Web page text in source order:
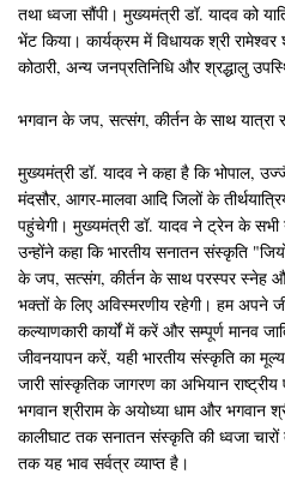
तथा ध्वजा सौंपी। मुख्यमंत्री डॉ. यादव को
भेंट किया। कार्यक्रम में विधायक श्री रामेश्वर
कोठारी, अन्य जनप्रतिनिधि और श्रद्धालु
भगवान के जप, सत्संग, कीर्तन के साथ यात्रा
मुख्यमंत्री डॉ. यादव ने कहा है कि भोपाल,
मंदसौर, आगर-मालवा आदि जिलों के
पहुंचेगी। मुख्यमंत्री डॉ. यादव ने ट्रेन के सभी
उन्होंने कहा कि भारतीय सनातन संस्कृति
के जप, सत्संग, कीर्तन के साथ परस्पर स्नेह
भक्तों के लिए अविस्मरणीय रहेगी। हम अपने
कल्याणकारी कार्यों में करें और सम्पूर्ण मानव
जीवनयापन करें, यही भारतीय संस्कृति का
जारी सांस्कृतिक जागरण का अभियान
भगवान श्रीराम के अयोध्या धाम और भगवान
कालीघाट तक सनातन संस्कृति की ध्वजा चारों
तक यह भाव सर्वत्र व्याप्त है।